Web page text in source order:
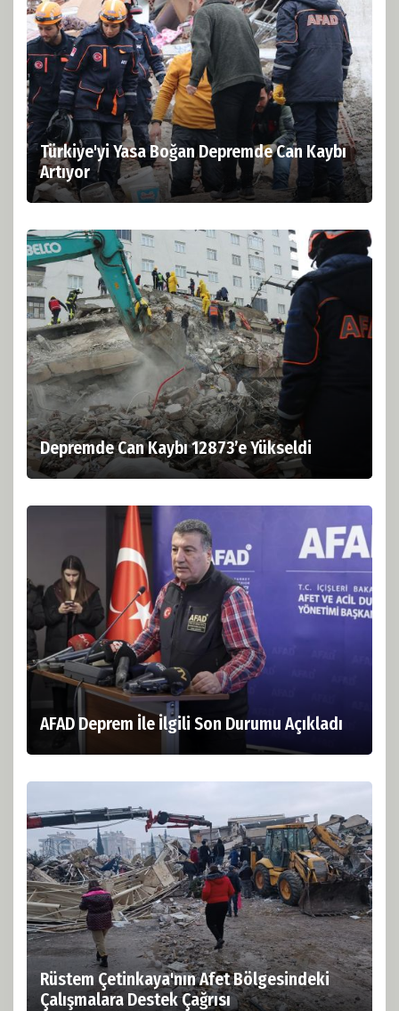
Türkiye'yi Yasa Boğan Depremde Can Kaybı
Artıyor
Depremde Can Kaybı 12873’e Yükseldi
AFAD Deprem İle İlgili Son Durumu Açıkladı
Rüstem Çetinkaya'nın Afet Bölgesindeki
Çalışmalara Destek Çağrısı